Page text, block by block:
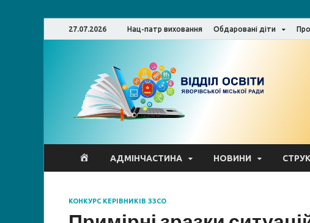
27.07.2026 Нац-патр виховання Обдаровані діти
ЯРДА
АДМІНЧАСТИНА НОВИНИ
КОНКУРС КЕРІВНИКІВ ЗЗСО